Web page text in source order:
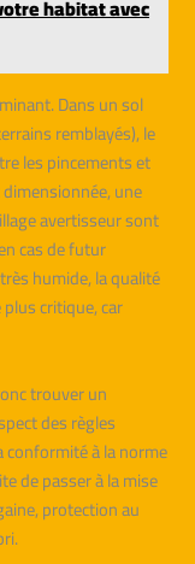
habitat avec
Dans un sol
remblayés), le
les pincements et
une
avertisseur sont
cas de futur
humide, la qualité
critique, car
trouver un
des règles
conformité à la norme
de passer à la mise
protection au